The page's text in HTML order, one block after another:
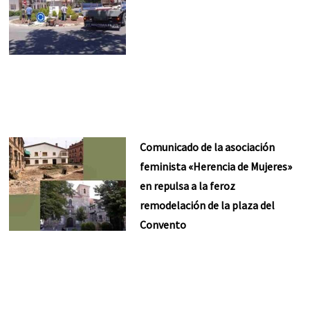
Comunicado de la asociación
feminista «Herencia de Mujeres»
en repulsa a la feroz
remodelación de la plaza del
Convento